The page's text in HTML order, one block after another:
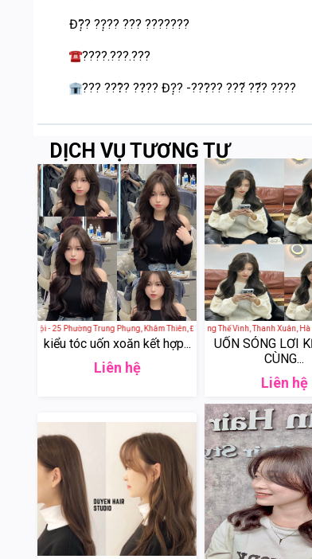
Đ?̣̆? ??̣?? ??? ???????
????.???.???
??? ???̂̀? ??̛?? Đ?̣? -???̀?? ???̂́ ??̆́? ????
DỊCH VỤ TƯƠNG TỰ
Hà Nội - 25 Phường Trung Phụng, Khâm Thiên, Đống Đa, Hà Nội, Việt Nam
kiểu tóc uốn xoăn kết hợp...
Liên hệ
Mou Hair - 157 Lương Thế Vinh, Thanh
UỐN SÓNG LƠI
CÙNG...
Liên hệ
HAIR+